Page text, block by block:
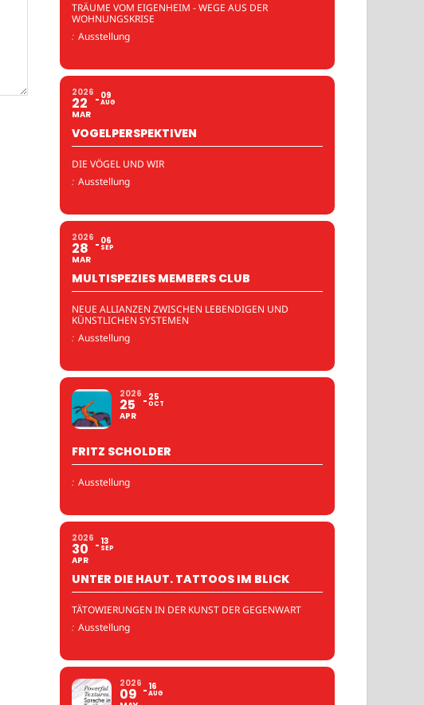
TRÄUME VOM EIGENHEIM - WEGE AUS DER
WOHNUNGSKRISE
: Ausstellung
2026
22
MAR
09
AUG
VOGELPERSPEKTIVEN
DIE VÖGEL UND WIR
: Ausstellung
2026
28
MAR
06
SEP
MULTISPEZIES MEMBERS CLUB
NEUE ALLIANZEN ZWISCHEN LEBENDIGEN UND
KÜNSTLICHEN SYSTEMEN
: Ausstellung
2026
25
APR
25
OCT
FRITZ SCHOLDER
: Ausstellung
2026
30
APR
13
SEP
UNTER DIE HAUT. TATTOOS IM BLICK
TÄTOWIERUNGEN IN DER KUNST DER GEGENWART
: Ausstellung
2026
09 16
AUG